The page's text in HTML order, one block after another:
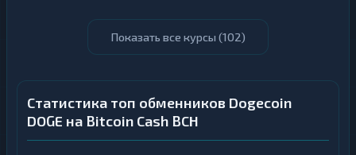
Показать все курсы (102)
Статистика топ обменников Dogecoin
DOGE на Bitcoin Cash BCH